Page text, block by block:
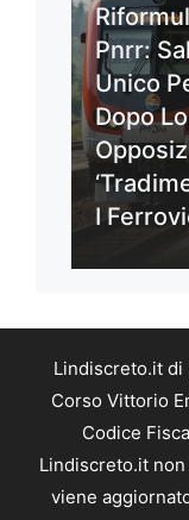
Pnrr:
Unico
Dopo
I
Lindiscreto.it di
Corso Vittorio
Codice
Lindiscreto.it
viene